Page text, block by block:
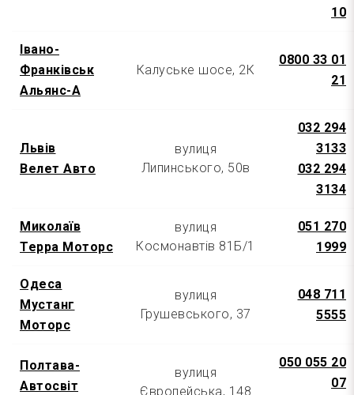
10
Івано-
Франківськ
Альянс-А
Калуське шосе, 2К
0800 33 01
21
Львів
Велет Авто
вулиця
Липинського, 50в
032 294
3133
032 294
3134
Миколаїв
Терра Моторс
вулиця
Космонавтів 81Б/1
051 270
1999
Одеса
Мустанг
Моторс
вулиця
Грушевського, 37
048 711
5555
Полтава-
Автосвіт
вулиця
Європейська, 148
050 055 20
07